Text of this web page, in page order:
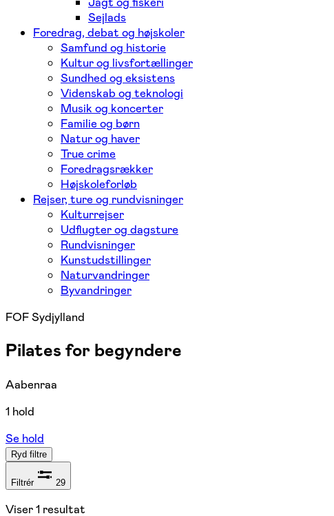
Sejlads
Foredrag, debat og højskoler
Samfund og historie
Kultur og livsfortællinger
Sundhed og eksistens
Videnskab og teknologi
Musik og koncerter
Familie og børn
Natur og haver
True crime
Foredragsrækker
Højskoleforløb
Rejser, ture og rundvisninger
Kulturrejser
Udflugter og dagsture
Rundvisninger
Kunstudstillinger
Naturvandringer
Byvandringer
FOF Sydjylland
Pilates for begyndere
Aabenraa
1 hold
Se hold
Ryd filtre
Filtrér 29
Viser1 resultat